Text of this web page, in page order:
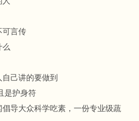
可言传
么
己讲的要做到
是护身符
导大众科学吃素，一份专业级蔬